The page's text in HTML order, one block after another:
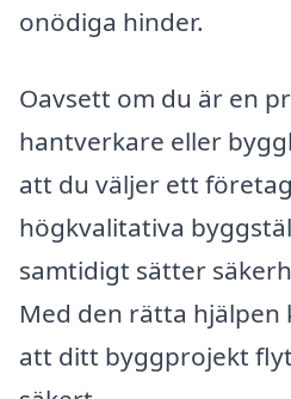
onödiga hinder.
Oavsett om du är en
hantverkare eller
att du väljer ett
högkvalitativa
samtidigt sätter
Med den rätta hjälpen
att ditt byggprojekt